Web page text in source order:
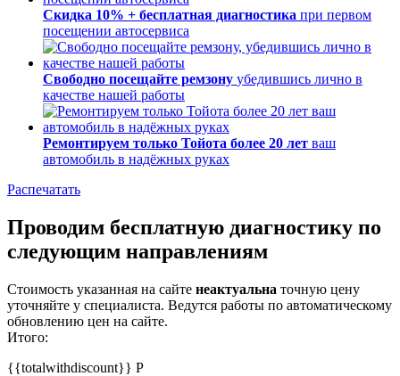
Скидка 10% + бесплатная диагностика при первом
посещении автосервиса
Свободно посещайте ремзону убедившись лично в
качестве нашей работы
Ремонтируем только Тойота более 20 лет ваш
автомобиль в надёжных руках
Распечатать
Проводим бесплатную диагностику по
следующим направлениям
Стоимость указанная на сайте неактуальна точную цену
уточняйте у специалиста. Ведутся работы по автоматическому
обновлению цен на сайте.
Итого:
{{totalwithdiscount}} Р